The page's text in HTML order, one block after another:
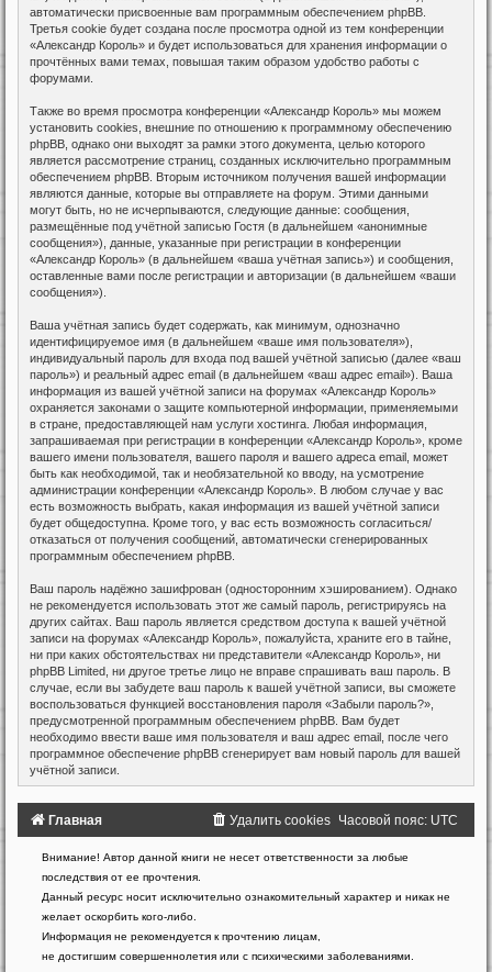
автоматически присвоенные вам программным обеспечением phpBB.
Третья cookie будет создана после просмотра одной из тем конференции
«Александр Король» и будет использоваться для хранения информации о
прочтённых вами темах, повышая таким образом удобство работы с
форумами.
Также во время просмотра конференции «Александр Король» мы можем
установить cookies, внешние по отношению к программному обеспечению
phpBB, однако они выходят за рамки этого документа, целью которого
является рассмотрение страниц, созданных исключительно программным
обеспечением phpBB. Вторым источником получения вашей информации
являются данные, которые вы отправляете на форум. Этими данными
могут быть, но не исчерпываются, следующие данные: сообщения,
размещённые под учётной записью Гостя (в дальнейшем «анонимные
сообщения»), данные, указанные при регистрации в конференции
«Александр Король» (в дальнейшем «ваша учётная запись») и сообщения,
оставленные вами после регистрации и авторизации (в дальнейшем «ваши
сообщения»).
Ваша учётная запись будет содержать, как минимум, однозначно
идентифицируемое имя (в дальнейшем «ваше имя пользователя»),
индивидуальный пароль для входа под вашей учётной записью (далее «ваш
пароль») и реальный адрес email (в дальнейшем «ваш адрес email»). Ваша
информация из вашей учётной записи на форумах «Александр Король»
охраняется законами о защите компьютерной информации, применяемыми
в стране, предоставляющей нам услуги хостинга. Любая информация,
запрашиваемая при регистрации в конференции «Александр Король», кроме
вашего имени пользователя, вашего пароля и вашего адреса email, может
быть как необходимой, так и необязательной ко вводу, на усмотрение
администрации конференции «Александр Король». В любом случае у вас
есть возможность выбрать, какая информация из вашей учётной записи
будет общедоступна. Кроме того, у вас есть возможность согласиться/
отказаться от получения сообщений, автоматически сгенерированных
программным обеспечением phpBB.
Ваш пароль надёжно зашифрован (односторонним хэшированием). Однако
не рекомендуется использовать этот же самый пароль, регистрируясь на
других сайтах. Ваш пароль является средством доступа к вашей учётной
записи на форумах «Александр Король», пожалуйста, храните его в тайне,
ни при каких обстоятельствах ни представители «Александр Король», ни
phpBB Limited, ни другое третье лицо не вправе спрашивать ваш пароль. В
случае, если вы забудете ваш пароль к вашей учётной записи, вы сможете
воспользоваться функцией восстановления пароля «Забыли пароль?»,
предусмотренной программным обеспечением phpBB. Вам будет
необходимо ввести ваше имя пользователя и ваш адрес email, после чего
программное обеспечение phpBB сгенерирует вам новый пароль для вашей
учётной записи.
Главная Часовой пояс: UTC
Удалить cookies
Внимание! Автор данной книги не несет ответственности за любые
последствия от ее прочтения.
Данный ресурс носит исключительно ознакомительный характер и никак не
желает оскорбить кого-либо.
Информация не рекомендуется к прочтению лицам,
не достигшим совершеннолетия или с психическими заболеваниями.
Создано
на
основе
phpBB®
Forum
Software